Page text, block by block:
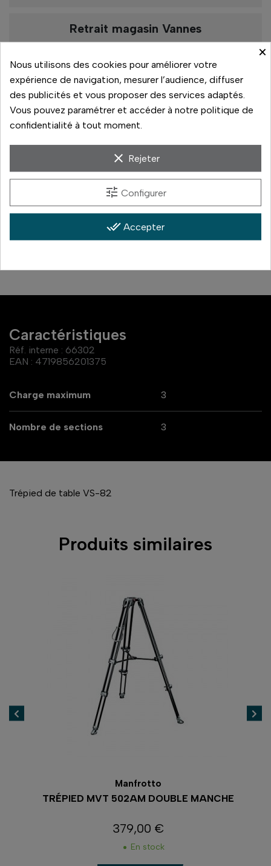
Retrait magasin Vannes
Rupture de stock
14 jours pour changer d'avis
Livraison rapide
Paiement 3x sans frais
Caractéristiques
Réf. interne : 66302
EAN : 4719856201375
Charge maximum 3
Nombre de sections 3
Trépied de table VS-82
Produits similaires
Manfrotto
TRÉPIED MVT 502AM DOUBLE MANCHE
Prix
379,00 €
En stock
×
Nous utilisons des cookies pour améliorer votre
expérience de navigation, mesurer l’audience, diffuser
des publicités et vous proposer des services adaptés.
Vous pouvez paramétrer et accéder à notre politique de
confidentialité à tout moment.
clear Rejeter
tune Configurer
done_all Accepter